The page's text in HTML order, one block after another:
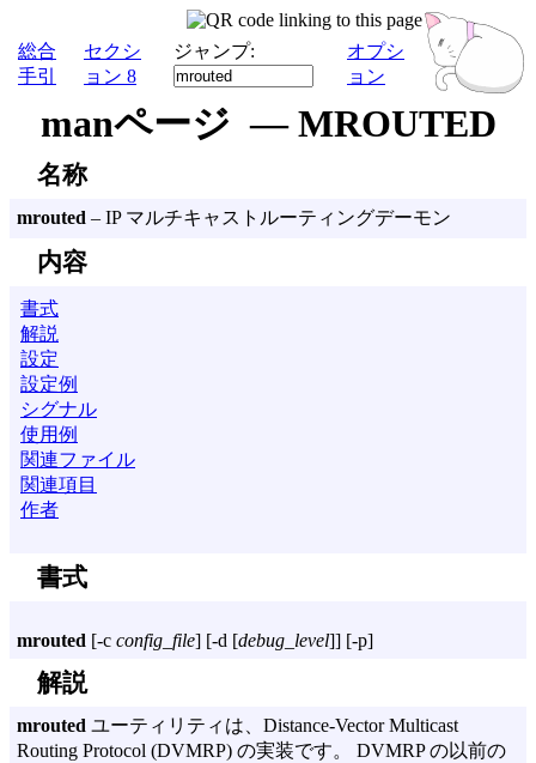
総合
手引
セクシ
ョン 8
ジャンプ:
オプシ
ョン
manページ — MROUTED
名称
mrouted – IP マルチキャストルーティングデーモン
内容
書式
解説
設定
設定例
シグナル
使用例
関連ファイル
関連項目
作者
書式
mrouted [-c config_file] [-d [debug_level]] [-p]
解説
mrouted ユーティリティは、Distance-Vector Multicast
Routing Protocol (DVMRP) の実装です。 DVMRP の以前の